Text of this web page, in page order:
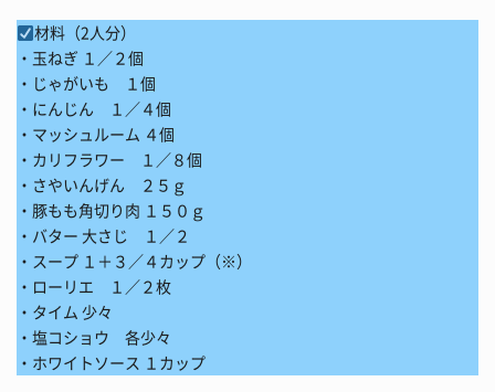
材料（2人分）
・玉ねぎ １／２個
・じゃがいも １個
・にんじん １／４個
・マッシュルーム ４個
・カリフラワー １／８個
・さやいんげん ２５ｇ
・豚もも角切り肉 １５０ｇ
・バター 大さじ １／２
・スープ １＋３／４カップ（※）
・ローリエ １／２枚
・タイム 少々
・塩コショウ 各少々
・ホワイトソース １カップ